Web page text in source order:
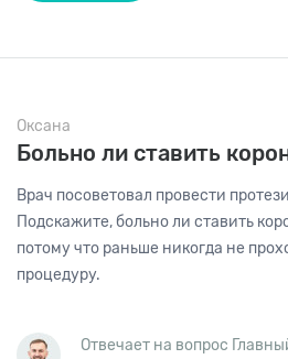
Оксана
Больно ли ставить
Врач посоветовал провести
Подскажите, больно ли ставить
потому что раньше никогда не
процедуру.
Отвечает на вопрос